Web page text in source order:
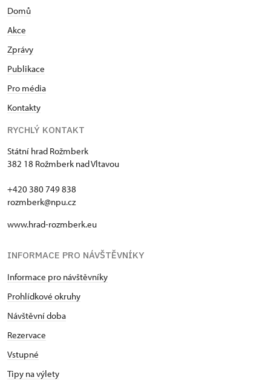
Domů
Akce
Zprávy
Publikace
Pro média
Kontakty
RYCHLÝ KONTAKT
Státní hrad Rožmberk
382 18 Rožmberk nad Vltavou
+420 380 749 838
rozmberk@npu.cz
www.hrad-rozmberk.eu
INFORMACE PRO NÁVŠTĚVNÍKY
Informace pro návštěvníky
Prohlídkové okruhy
Návštěvní doba
Rezervace
Vstupné
Tipy na výlety